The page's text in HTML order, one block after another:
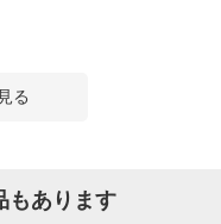
る
もあります